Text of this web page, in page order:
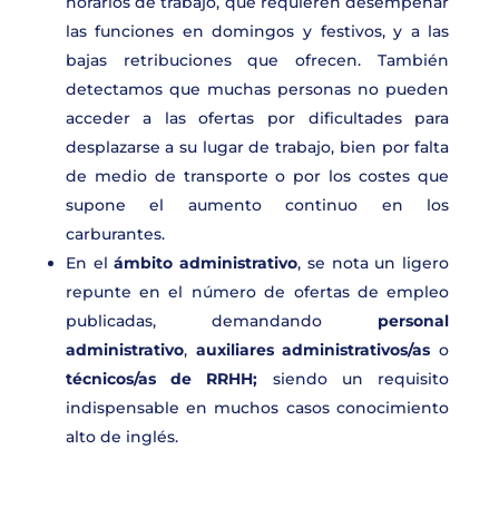
las funciones en domingos y festivos, y a las
bajas retribuciones que ofrecen. También
detectamos que muchas personas no pueden
acceder a las ofertas por dificultades para
desplazarse a su lugar de trabajo, bien por falta
de medio de transporte o por los costes que
supone el aumento continuo en los
carburantes.
En el ámbito administrativo, se nota un ligero
repunte en el número de ofertas de empleo
publicadas, demandando personal
administrativo, auxiliares administrativos/as o
técnicos/as de RRHH; siendo un requisito
indispensable en muchos casos conocimiento
alto de inglés.